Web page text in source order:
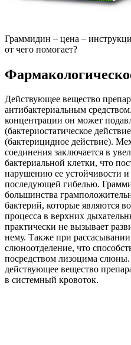
Граммидин – цена –
от чего помогает?
Действующее вещество
антибактериальным
концентрации он может
(бактериостатическое
(бактерицидное действие).
соединения заключается в
бактериальной клетки, что
нарушению ее устойчивости и
последующей гибелью.
большинства
бактерий, которые являются
процесса в верхних
практически не вызывает
нему. Также при рассасывании
слюноотделение, что
посредством лизоцима
действующее вещество
в системный кровоток.